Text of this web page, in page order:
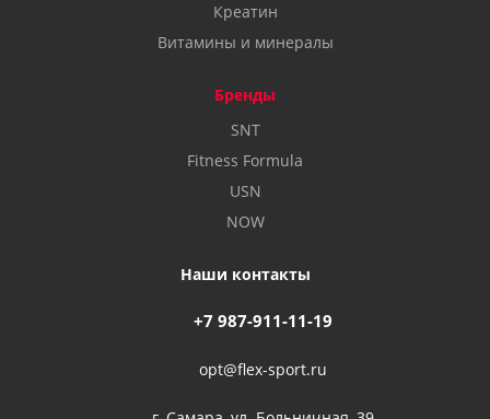
Креатин
Витамины и минералы
Бренды
SNT
Fitness Formula
USN
NOW
Наши контакты
+7 987-911-11-19
opt@flex-sport.ru